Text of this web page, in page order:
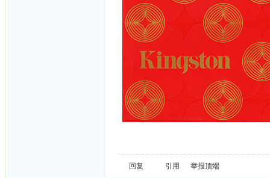
回复 引用 举报顶端